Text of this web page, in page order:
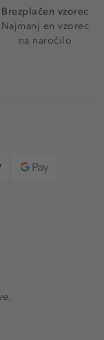
Brezplačen vzorec
Najmanj en vzorec
na naročilo